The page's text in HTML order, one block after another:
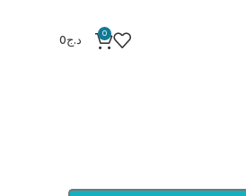
0 د.ج0